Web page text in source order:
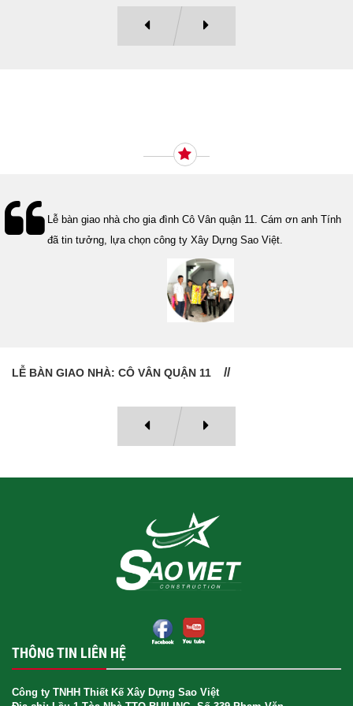
Lễ bàn giao nhà cho gia đình Cô Vân quận 11. Cám ơn anh Tính
đã tin tưởng, lựa chọn công ty Xây Dựng Sao Việt.
LỄ BÀN GIAO NHÀ: CÔ VÂN QUẬN 11
THÔNG TIN LIÊN HỆ
Công ty TNHH Thiết Kế Xây Dựng Sao Việt